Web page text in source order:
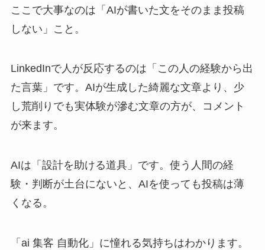
ここで大事なのは「AIが書いた文をそのまま投稿
しない」こと。
LinkedInで人が反応するのは「この人の経験から出
た言葉」です。AIが生成した綺麗な文章より、少
し荒削りでも実体験が滲む文章の方が、コメント
が来ます。
AIは「設計を助ける道具」です。使う人間の経
験・判断が土台にないと、AIを使っても投稿は薄
くなる。
「ai 集客 自動化」に憧れる気持ちはわかります。